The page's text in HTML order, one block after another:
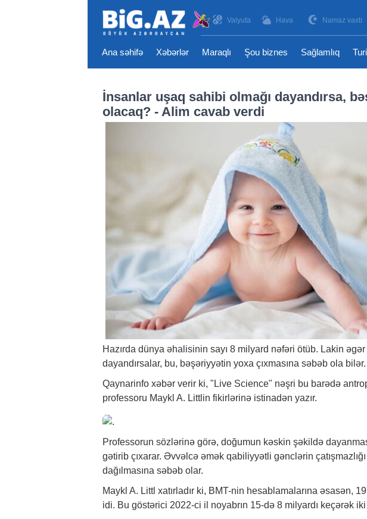
Valyuta Hava Namaz vaxtı
Ana səhifə Xəbərlər Maraqlı Şou biznes Sağlamlıq
İnsanlar uşaq sahibi olmağı dayandırsa,
olacaq? - Alim cavab verdi
Hazırda dünya əhalisinin sayı 8 milyard nəfəri ötüb. Lakin
dayandırsalar, bu, bəşəriyyətin yoxa çıxmasına səbəb ola bilər.
Qaynarinfo xəbər verir ki, "Live Science" nəşri bu barədə
professoru Maykl A. Littlin fikirlərinə istinadən yazır.
Professorun sözlərinə görə, doğumun kəskin şəkildə
gətirib çıxarar. Əvvəlcə əmək qabiliyyətli gənclərin
dağılmasına səbəb olar.
Maykl A. Littl xatırladır ki, BMT-nin hesablamalarına əsasən,
idi. Bu göstərici 2022-ci il noyabrın 15-də 8 milyardı keçərək iki